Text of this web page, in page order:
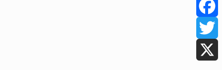
Facebook
Twitter